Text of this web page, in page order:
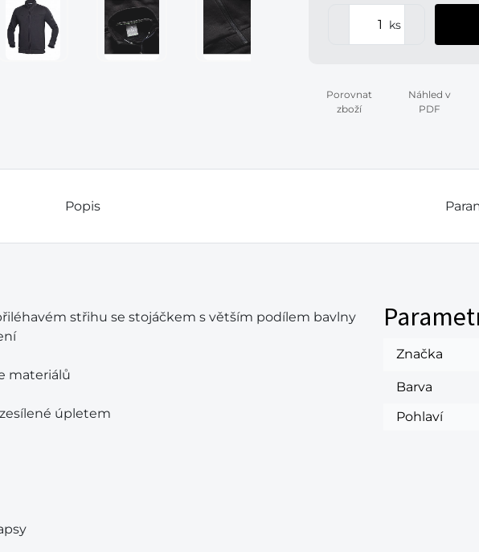
ks
Porovnat
zboží
Náhled v
PDF
Popis
střihu se stojáčkem s větším podílem bavlny
materiálů
úpletem
Značka
Barva
Pohlaví